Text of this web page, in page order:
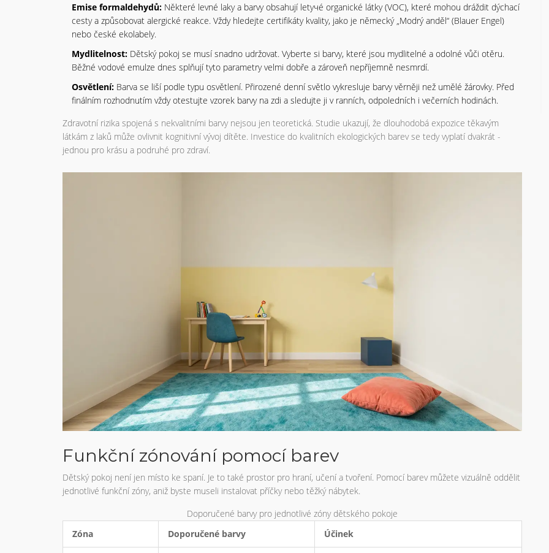
Emise formaldehydů: Některé levné laky a barvy obsahují letучé organické látky (VOC), které mohou dráždit dýchací
cesty a způsobovat alergické reakce. Vždy hledejte certifikáty kvality, jako je německý „Modrý anděl“ (Blauer Engel)
nebo české ekolabely.
Mydlitelnost: Dětský pokoj se musí snadno udržovat. Vyberte si barvy, které jsou mydlitelné a odolné vůči otěru.
Běžné vodové emulze dnes splňují tyto parametry velmi dobře a zároveň nepříjemně nesmrdí.
Osvětlení: Barva se liší podle typu osvětlení. Přirozené denní světlo vykresluje barvy věrněji než umělé žárovky. Před
finálním rozhodnutím vždy otestujte vzorek barvy na zdi a sledujte ji v ranních, odpoledních i večerních hodinách.
Zdravotní rizika spojená s nekvalitními barvy nejsou jen teoretická. Studie ukazují, že dlouhodobá expozice těkavým
látkám z laků může ovlivnit kognitivní vývoj dítěte. Investice do kvalitních ekologických barev se tedy vyplatí dvakrát -
jednou pro krásu a podruhé pro zdraví.
Funkční zónování pomocí barev
Dětský pokoj není jen místo ke spaní. Je to také prostor pro hraní, učení a tvoření. Pomocí barev můžete vizuálně oddělit
jednotlivé funkční zóny, aniž byste museli instalovat příčky nebo těžký nábytek.
Doporučené barvy pro jednotlivé zóny dětského pokoje
Zóna
Doporučené barvy Účinek